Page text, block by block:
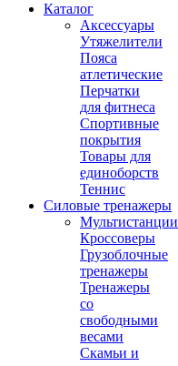
Каталог
Аксессуары
Утяжелители
Пояса
атлетические
Перчатки
для фитнеса
Спортивные
покрытия
Товары для
единоборств
Теннис
Силовые тренажеры
Мультистанции
Кроссоверы
Грузоблочные
тренажеры
Тренажеры
со
свободными
весами
Скамьи и